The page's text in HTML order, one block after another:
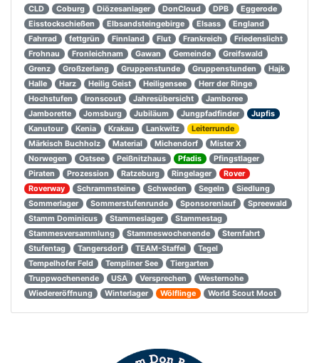
CLD
Coburg Diözesanlager DonCloud DPB
Eggerode
Eisstockschießen
Elbsandsteingebirge Elsass
England
Fahrrad
fettgrün Finnland Flut Frankreich
Friedenslicht
Frohnau
Fronleichnam Gawan Gemeinde
Greifswald
Grenz
Großzerlang Gruppenstunde Gruppenstunden
Hajk
Halle
Harz Heilig Geist Heiligensee
Herr der Ringe
Hochstufen
Ironscout Jahresübersicht
Jamboree
Jamborette
Jomsburg Jubiläum Jungpfadfinder
Jupfis
Kanutour
Kenia Krakau Lankwitz
Leiterrunde
Märkisch Buchholz
Material Michendorf
Mister X
Norwegen
Ostsee Peißnitzhaus Pfadis
Pfingstlager
Piraten
Prozession Ratzeburg Ringelager
Rover
Roverway
Schrammsteine Schweden Segeln
Siedlung
Sommerlager
Sommerstufenrunde Sponsorenlauf
Spreewald
Stamm Dominicus
Stammeslager
Stammestag
Stammesversammlung
Stammeswochenende
Sternfahrt
Stufentag
Tangersdorf TEAM-Staffel
Tegel
Tempelhofer Feld
Templiner See
Tiergarten
Truppwochenende
USA Versprechen
Westernohe
Wiedereröffnung
Winterlager Wölflinge World Scout Moot